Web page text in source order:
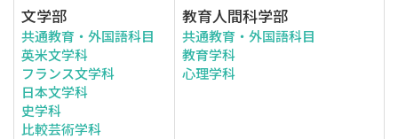
文学部
共通教育・外国語科目
英米文学科
フランス文学科
日本文学科
史学科
比較芸術学科
教育人間科学部
共通教育・外国語科目
教育学科
心理学科